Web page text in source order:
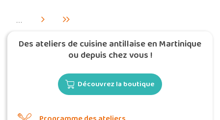
Des ateliers de cuisine antillaise en Martinique
ou depuis chez vous !
Découvrez la boutique